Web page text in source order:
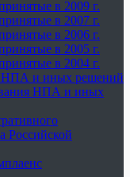
в 2009 г.
в 2007 г.
в 2006 г.
в 2005 г.
в 2004 г.
НПА и иных решений
НПА и иных
Российской